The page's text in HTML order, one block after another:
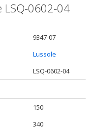
LSQ-0602-04
9347-07
Lussole
LSQ-0602-04
150
340